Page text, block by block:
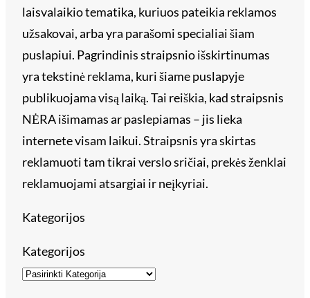
laisvalaikio tematika, kuriuos pateikia reklamos
užsakovai, arba yra parašomi specialiai šiam
puslapiui. Pagrindinis straipsnio išskirtinumas
yra tekstinė reklama, kuri šiame puslapyje
publikuojama visą laiką. Tai reiškia, kad straipsnis
NĖRA išimamas ar paslepiamas – jis lieka
internete visam laikui. Straipsnis yra skirtas
reklamuoti tam tikrai verslo sričiai, prekės ženklai
reklamuojami atsargiai ir neįkyriai.
Kategorijos
Kategorijos